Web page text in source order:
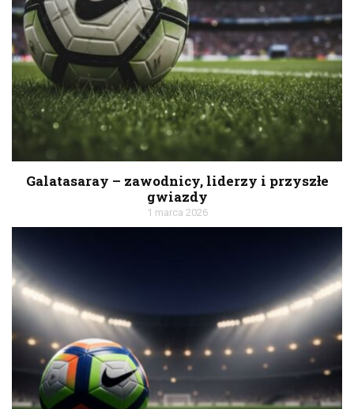
Galatasaray – zawodnicy, liderzy i przyszłe
gwiazdy
1 marca 2026